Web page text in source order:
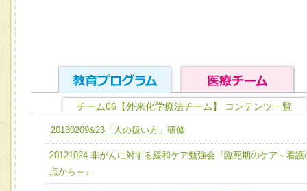
ユニット１ 医療人としての基礎能力
全人的医療を実践する医療人として、必要な基礎能力を身
ける
ユニット２ チーム医療構成力
チーム01【病院内横断的問題解決チーム】
チーム02【地域医療連携推進による高度医療を必要とする
宅患者等支援チーム】
チーム06【外来化学療法チーム】 コンテンツ一覧
20130209&23「人の扱い方」研修
20121024 非がんに対する緩和ケア勉強会『臨死期のケア～看護
点から～』